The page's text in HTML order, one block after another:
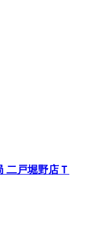
二戸堀野店Ｔ